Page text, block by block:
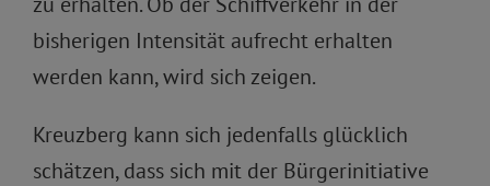
bisherigen Intensität aufrecht erhalten
werden kann, wird sich zeigen.
Kreuzberg kann sich jedenfalls glücklich
schätzen, dass sich mit der Bürgerinitiative